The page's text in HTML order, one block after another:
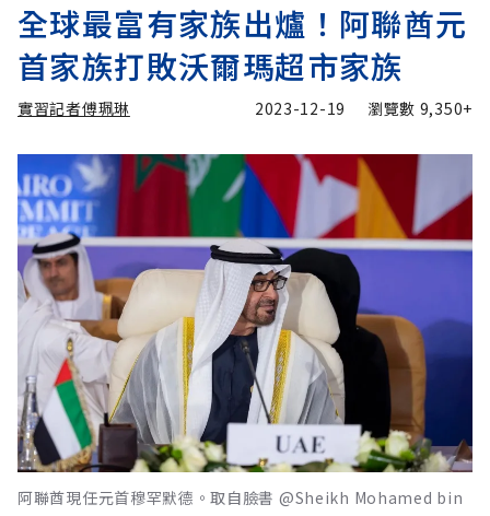
全球最富有家族出爐！阿聯酋元
首家族打敗沃爾瑪超市家族
實習記者傅珮琳 2023-12-19 瀏覽數 9,350+
阿聯酋現任元首穆罕默德。取自臉書 @Sheikh Mohamed bin